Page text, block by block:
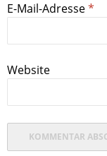
E-Mail-Adresse*
Website